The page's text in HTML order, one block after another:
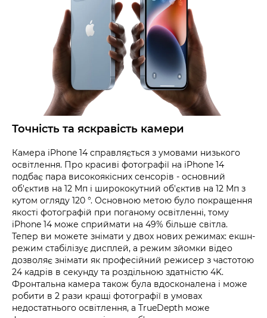
Точність та яскравість камери
Камера iPhone 14 справляється з умовами низького
освітлення. Про красиві фотографії на iPhone 14
подбає пара високоякісних сенсорів - основний
об'єктив на 12 Мп і ширококутний об'єктив на 12 Мп з
кутом огляду 120 °. Основною метою було покращення
якості фотографій при поганому освітленні, тому
iPhone 14 може сприймати на 49% більше світла.
Тепер ви можете знімати у двох нових режимах: екшн-
режим стабілізує дисплей, а режим зйомки відео
дозволяє знімати як професійний режисер з частотою
24 кадрів в секунду та роздільною здатністю 4K.
Фронтальна камера також була вдосконалена і може
робити в 2 рази кращі фотографії в умовах
недостатнього освітлення, а TrueDepth може